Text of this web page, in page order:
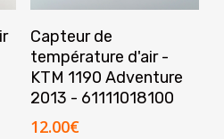
Lire La Suite
Capteur de
température d'air -
KTM 1190 Adventure
2013 - 61111018100
12.00€